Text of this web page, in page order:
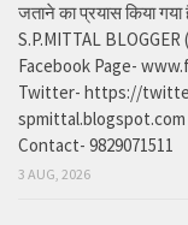
जताने का प्रयास किया
S.P.MITTAL
Facebook Page-
Twitter- https://
spmittal.blogspot.com
Contact- 9829071511
3 AUG, 2026